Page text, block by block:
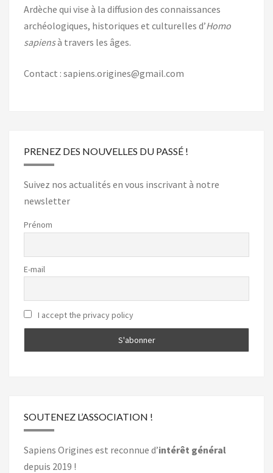
Ardèche qui vise à la diffusion des connaissances
archéologiques, historiques et culturelles d’Homo
sapiensà travers les âges.
Contact : sapiens.origines@gmail.com
PRENEZ DES NOUVELLES DU PASSÉ !
Suivez nos actualités en vous inscrivant à notre
newsletter
Prénom
E-mail
I accept the privacy policy
SOUTENEZ L’ASSOCIATION !
Sapiens Origines est reconnue d’intérêt général
depuis 2019 !